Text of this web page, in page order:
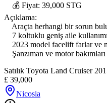
    💰 Fiyat: 39,000 STG
Açıklama:
Araçta herhangi bir sorun
7 koltuklu geniş aile
2023 model facelift farlar
Şanzıman ve motor bakımları
Satılık Toyota Land Cruiser
£ 39,000
Nicosia